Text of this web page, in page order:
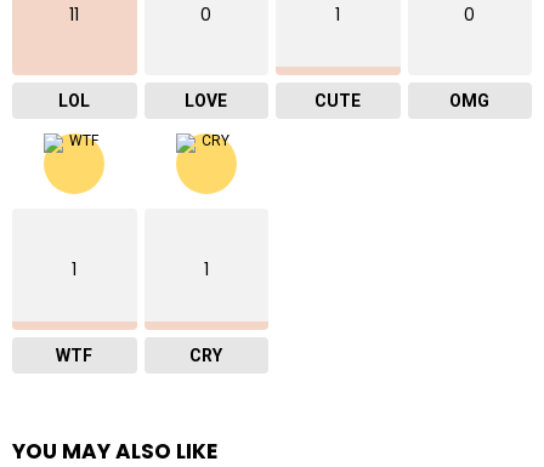
11
LOL
0
LOVE
1
CUTE
0
OMG
1
WTF
1
CRY
YOU MAY ALSO LIKE